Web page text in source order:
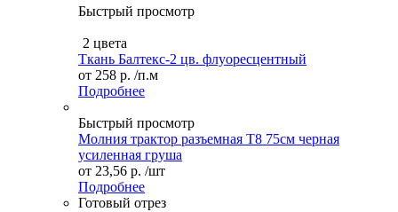
Быстрый просмотр
2 цвета
Ткань Балтекс-2 цв. флуоресцентный
от 258 р. /п.м
Подробнее
Быстрый просмотр
Молния трактор разъемная Т8 75см черная
усиленная груша
от 23,56 р. /шт
Подробнее
Готовый отрез